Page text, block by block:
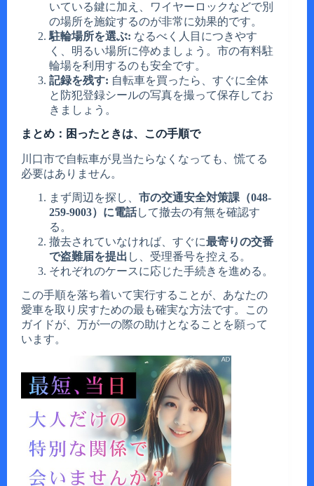
いている鍵に加え、ワイヤーロックなどで別
の場所を施錠するのが非常に効果的です。
駐輪場所を選ぶ: なるべく人目につきやす
く、明るい場所に停めましょう。市の有料駐
輪場を利用するのも安全です。
記録を残す: 自転車を買ったら、すぐに全体
と防犯登録シールの写真を撮って保存してお
きましょう。
まとめ：困ったときは、この手順で
川口市で自転車が見当たらなくなっても、慌てる
必要はありません。
まず周辺を探し、 市の交通安全対策課（048-
259-9003）に電話して撤去の有無を確認す
る。
撤去されていなければ、すぐに最寄りの交番
で盗難届を提出 し、受理番号を控える。
それぞれのケースに応じた手続きを進める。
この手順を落ち着いて実行することが、あなたの
愛車を取り戻すための最も確実な方法です。この
ガイドが、万が一の際の助けとなることを願って
います。